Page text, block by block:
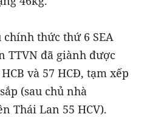
thức thứ 6 SEA
TTVN đã giành được
và 57 HCĐ, tạm xếp
(sau chủ nhà
Thái Lan 55 HCV).